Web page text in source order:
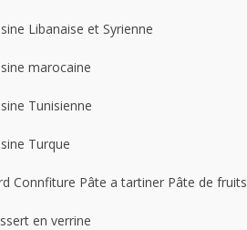
Libanaise et Syrienne
marocaine
Tunisienne
Turque
Connfiture Pâte a tartiner Pâte de fruits
en verrine